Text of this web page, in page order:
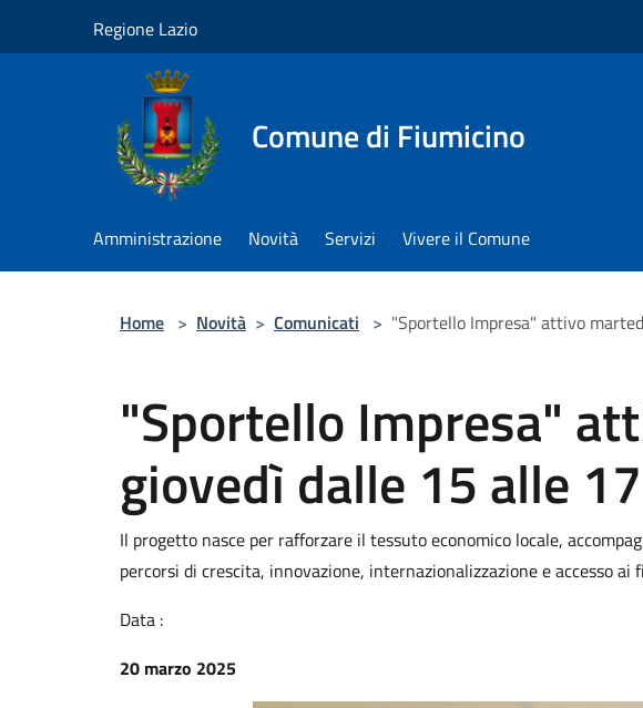
Regione Lazio
Comune di Fiumicino
Amministrazione Novità Servizi Vivere il Comune
Home > Novità > Comunicati > "Sportello Impresa" attivo
"Sportello Impresa"
giovedì dalle 15 alle 17
Il progetto nasce per rafforzare il tessuto economico locale,
percorsi di crescita, innovazione, internazionalizzazione e accesso ai
Data :
20 marzo 2025